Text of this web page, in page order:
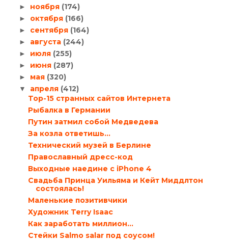
► ноября (174)
► октября (166)
► сентября (164)
► августа (244)
► июля (255)
► июня (287)
► мая (320)
▼ апреля (412)
Top-15 странных сайтов Интернета
Рыбалка в Германии
Путин затмил собой Медведева
За козла ответишь…
Технический музей в Берлине
Православный дресс-код
Выходные наедине с iPhone 4
Свадьба Принца Уильяма и Кейт Миддлтон
состоялась!
Маленькие позитивчики
Художник Terry Isaac
Как заработать миллион…
Стейки Salmo salar под соусом!